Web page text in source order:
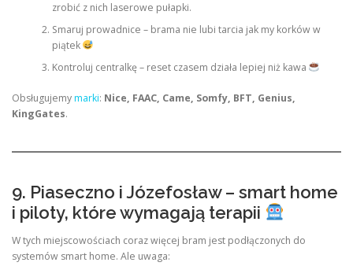
zrobić z nich laserowe pułapki.
Smaruj prowadnice – brama nie lubi tarcia jak my korków w
piątek
Kontroluj centralkę – reset czasem działa lepiej niż kawa
Obsługujemymarki: Nice, FAAC, Came, Somfy, BFT, Genius,
KingGates.
9. Piaseczno i Józefosław – smart home
i piloty, które wymagają terapii
W tych miejscowościach coraz więcej bram jest podłączonych do
systemów smart home. Ale uwaga: